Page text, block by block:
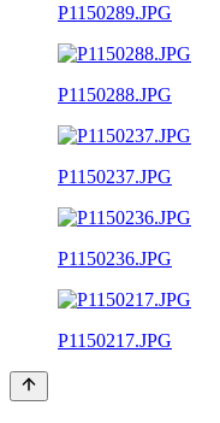
P1150289.JPG
P1150288.JPG
P1150237.JPG
P1150236.JPG
P1150217.JPG